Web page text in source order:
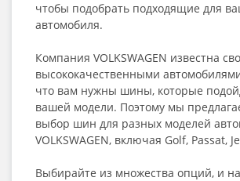
чтобы подобрать подходящие для
автомобиля.
Компания VOLKSWAGEN известна
высококачественными
что вам нужны шины, которые
вашей модели. Поэтому мы
выбор шин для разных моделей
VOLKSWAGEN, включая Golf, Passat,
Выбирайте из множества опций, и